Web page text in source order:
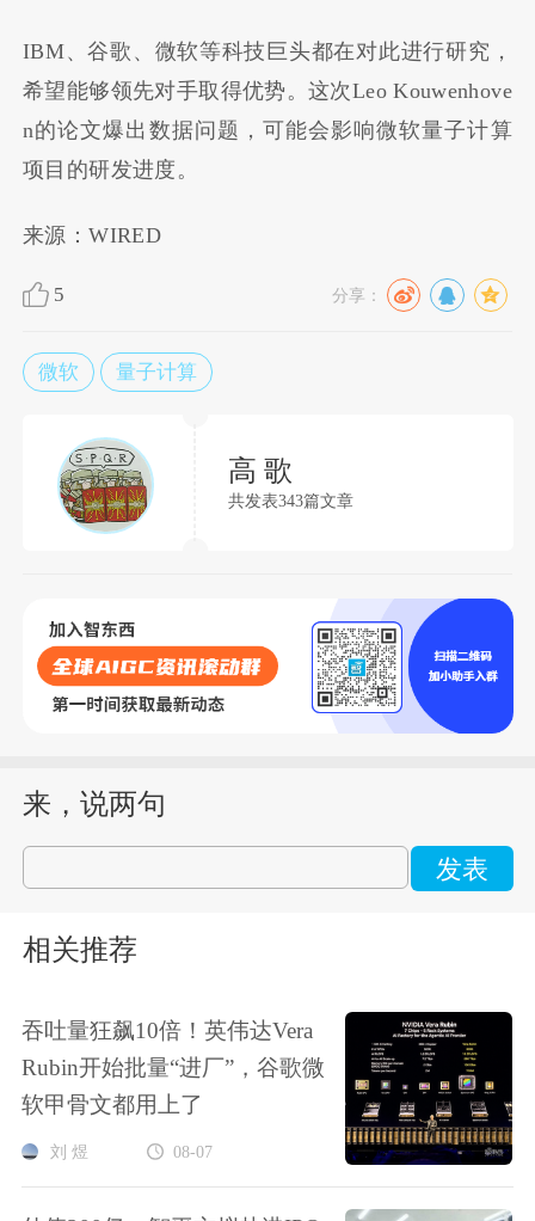
IBM、谷歌、微软等科技巨头都在对此进行研究，
希望能够领先对手取得优势。这次Leo Kouwenhove
n的论文爆出数据问题，可能会影响微软量子计算
项目的研发进度。
来源：WIRED
5 分享：
微软 量子计算
高 歌
共发表343篇文章
来，说两句
发表
相关推荐
吞吐量狂飙10倍！英伟达Vera
Rubin开始批量“进厂”，谷歌微
软甲骨文都用上了
刘 煜 08-07